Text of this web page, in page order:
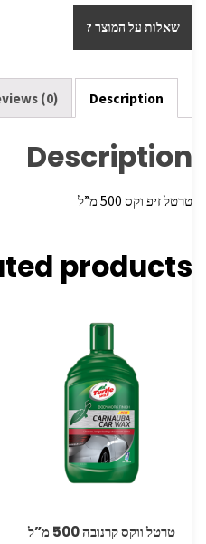
b
o
o
k
tt
er
ar
e
שאלות על המוצר ?
Description
(0)
Description
טרטל זיפ וקס 500 מ”ל
products
טרטל ווקס קרנובה 500 מ”ל